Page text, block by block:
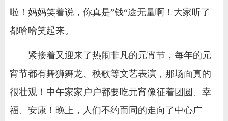
啦！妈妈笑着说，你真是”钱“途无量啊！大家听了
都哈哈笑起来。
紧接着又迎来了热闹非凡的元宵节，每年的元
宵节都有舞狮舞龙、秧歌等文艺表演，那场面真的
很壮观！中午家家户户都要吃元宵像征着团圆、幸
福、安康！晚上，人们不约而同的走向了中心广